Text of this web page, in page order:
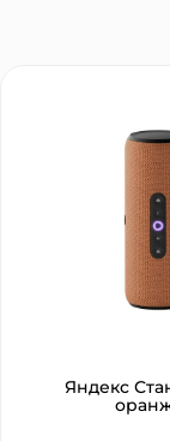
Яндекс